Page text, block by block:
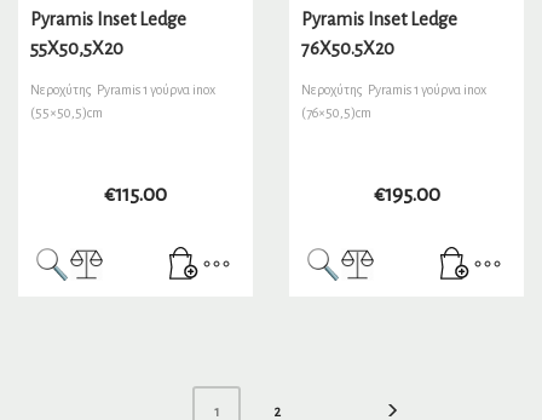
Pyramis Inset Ledge
55X50,5X20
Νεροχύτης Pyramis 1 γούρνα inox
(55×50,5)cm
€115.00
Pyramis Inset Ledge
76X50.5X20
Νεροχύτης Pyramis 1 γούρνα inox
(76×50,5)cm
€195.00
1 2